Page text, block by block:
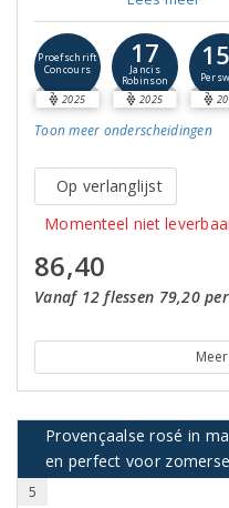
Proefschrift
Concours
2025
17
Jancis
Robinson
2025
15
Toon meer onderscheidingen
Op verlanglijst
Momenteel niet
86,40
Vanaf 12 flessen 79,20
Provençaalse rosé in
en perfect voor
5